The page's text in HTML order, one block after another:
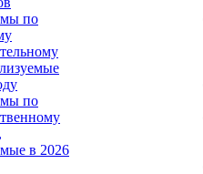
по
по
в 2026